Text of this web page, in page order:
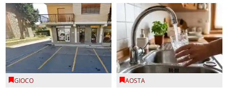
GIOCO AOSTA